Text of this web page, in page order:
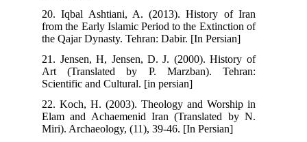
20. Iqbal Ashtiani, A. (2013). History of Iran
from the Early Islamic Period to the Extinction of
the Qajar Dynasty. Tehran: Dabir. [In Persian]
21. Jensen, H, Jensen, D. J. (2000). History of
Art (Translated by P. Marzban). Tehran:
Scientific and Cultural. [in persian]
22. Koch, H. (2003). Theology and Worship in
Elam and Achaemenid Iran (Translated by N.
Miri). Archaeology, (11), 39-46. [In Persian]